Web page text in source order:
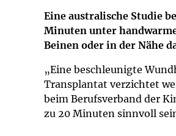
Eine australische Studie
Minuten unter
Beinen oder in der Nähe
„Eine beschleunigte
Transplantat verzichtet
beim Berufsverband der
zu 20 Minuten sinnvoll